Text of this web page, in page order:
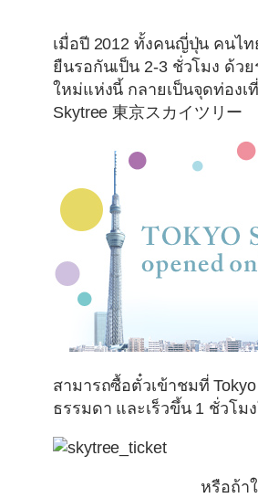
เมื่อปี 2012 ทั้งคนญี่ปุ่น คนไ
ยืนรอกันเป็น 2-3 ชั่วโมง ด้ว
ใหม่แห่งนี้ กลายเป็นจุดท่อง
Skytree 東京スカイツリー
สามารถซื้อตั๋วเข้าชมที่
ธรรมดา และเร็วขึ้น 1 ชั่วโม
หรือถ้า